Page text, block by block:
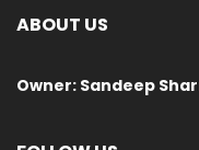
ABOUT US
Owner: Sandeep